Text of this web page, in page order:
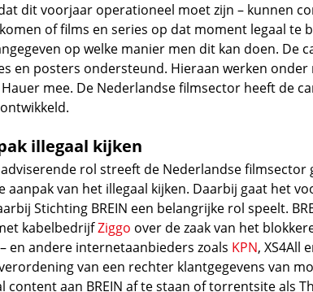
dit voorjaar operationeel moet zijn – kunnen
of films en series op dat moment legaal te
op welke manier men dit kan doen. De
en posters ondersteund. Hieraan werken
mee. De Nederlandse filmsector heeft de
illegaal kijken
rol streeft de Nederlandse filmsector
aanpak van het illegaal kijken. Daarbij gaat het
Stichting BREIN een belangrijke rol speelt.
kabelbedrijfZiggo over de zaak van het
en andere internetaanbieders zoals KPN, XS4All
van een rechter klantgegevens van
content aan BREIN af te staan of torrentsite als